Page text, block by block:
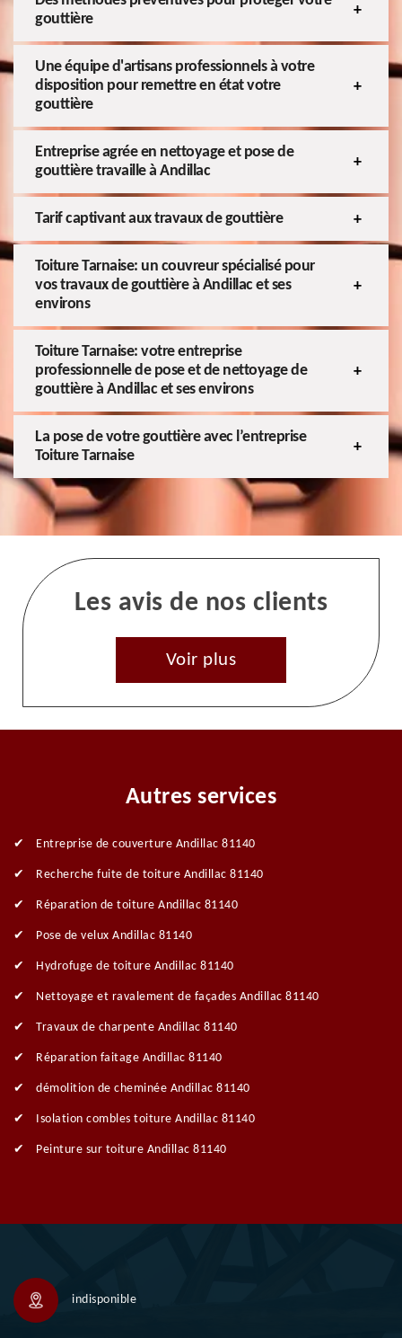
gouttière
Une équipe d'artisans professionnels à votre
disposition pour remettre en état votre
gouttière
Entreprise agrée en nettoyage et pose de
gouttière travaille à Andillac
Tarif captivant aux travaux de gouttière
Toiture Tarnaise: un couvreur spécialisé pour
vos travaux de gouttière à Andillac et ses
environs
Toiture Tarnaise: votre entreprise
professionnelle de pose et de nettoyage de
gouttière à Andillac et ses environs
La pose de votre gouttière avec l’entreprise
Toiture Tarnaise
Les avis de nos clients
Voir plus
Autres services
Entreprise de couverture Andillac 81140
Recherche fuite de toiture Andillac 81140
Réparation de toiture Andillac 81140
Pose de velux Andillac 81140
Hydrofuge de toiture Andillac 81140
Nettoyage et ravalement de façades Andillac 81140
Travaux de charpente Andillac 81140
Réparation faitage Andillac 81140
démolition de cheminée Andillac 81140
Isolation combles toiture Andillac 81140
Peinture sur toiture Andillac 81140
indisponible